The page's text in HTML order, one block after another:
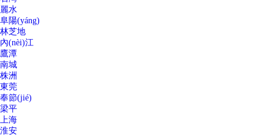
麗水
阜陽(yáng)
林芝地
內(nèi)江
鷹潭
南城
株洲
東莞
奉節(jié)
梁平
上海
淮安